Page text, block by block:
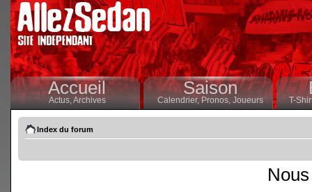
Accueil
Actus,Archives
Saison
Calendrier,Pronos, Joueurs T-
Index du forum